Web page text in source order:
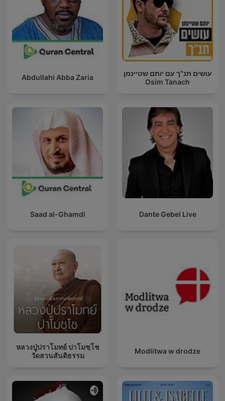
Abdullahi Abba Zaria
עושים תנ"ך עם יותם שטיינמן
Osim Tanach
Saad al-Ghamdi Dante Gebel Live
หลวงปู่ปราโมทย์ ปาโมชฺโช
วัดสวนสันติธรรม
Modlitwa w drodze